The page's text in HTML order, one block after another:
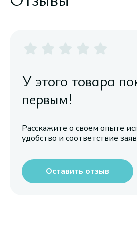
У этого товара
первым!
Расскажите о своем опыте
удобство и соответствие
Оставить отзыв